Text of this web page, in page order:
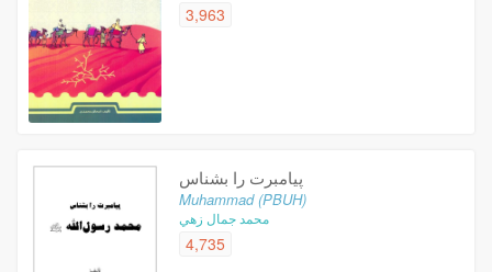
3,963
پیامبرت را بشناس
Muhammad (PBUH)
محمد جمال زهي
4,735